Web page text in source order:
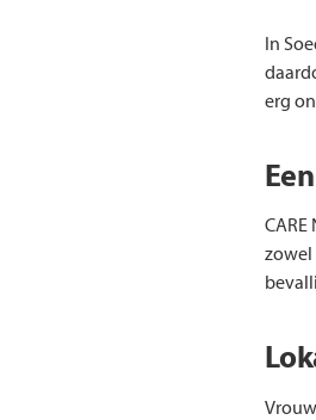
In
erg
zowel